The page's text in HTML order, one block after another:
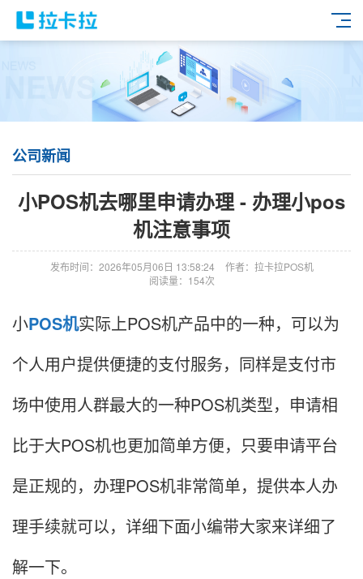
公司新闻
小POS机去哪里申请办理 - 办理小pos
机注意事项
发布时间：2026年05月06日 13:58:24
作者：拉卡拉POS机
阅读量：154次
小POS机实际上POS机产品中的一种，可以为
个人用户提供便捷的支付服务，同样是支付市
场中使用人群最大的一种POS机类型，申请相
比于大POS机也更加简单方便，只要申请平台
是正规的，办理POS机非常简单，提供本人办
理手续就可以，详细下面小编带大家来详细了
解一下。